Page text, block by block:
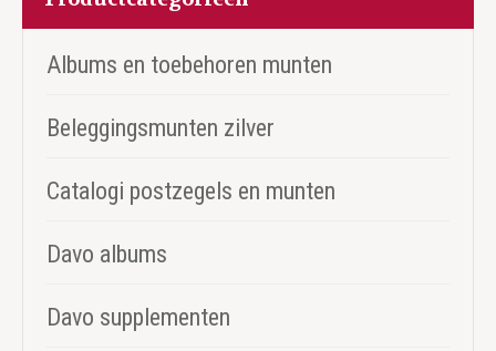
Albums en toebehoren munten
Beleggingsmunten zilver
Catalogi postzegels en munten
Davo albums
Davo supplementen